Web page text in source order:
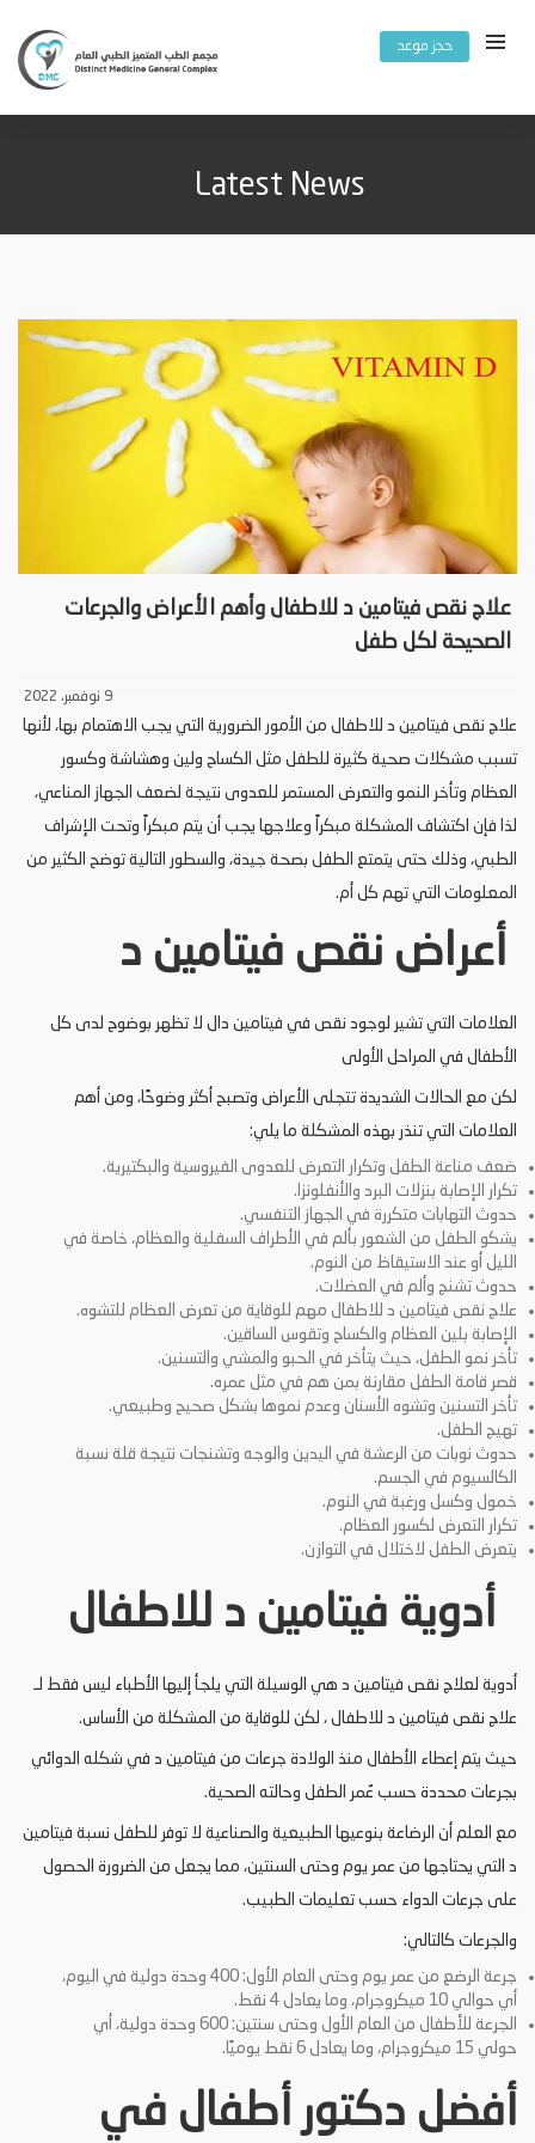
حجز موعد
Latest News
علاج نقص فيتامين د للاطفال وأهم الأعراض والجرعات
الصحيحة لكل طفل
9 نوفمبر، 2022
علاج نقص فيتامين د للاطفال من الأمور الضرورية التي يجب الاهتمام بها، لأنها
تسبب مشكلات صحية كثيرة للطفل مثل الكساح ولين وهشاشة وكسور
العظام وتأخر النمو والتعرض المستمر للعدوى نتيجة لضعف الجهاز المناعي،
لذا فإن اكتشاف المشكلة مبكراً وعلاجها يجب أن يتم مبكراً وتحت الإشراف
الطبي، وذلك حتى يتمتع الطفل بصحة جيدة، والسطور التالية توضح الكثير من
المعلومات التي تهم كل أم.
أعراض نقص فيتامين د
العلامات التي تشير لوجود نقص في فيتامين دال لا تظهر بوضوح لدى كل
الأطفال في المراحل الأولى
لكن مع الحالات الشديدة تتجلى الأعراض وتصبح أكثر وضوحًا، ومن أهم
العلامات التي تنذر بهذه المشكلة ما يلي:
ضعف مناعة الطفل وتكرار التعرض للعدوى الفيروسية والبكتيرية.
تكرار الإصابة بنزلات البرد والأنفلونزا.
حدوث التهابات متكررة في الجهاز التنفسي.
يشكو الطفل من الشعور بألم في الأطراف السفلية والعظام، خاصة في
الليل أو عند الاستيقاظ من النوم.
حدوث تشنج وألم في العضلات.
علاج نقص فيتامين د للاطفال مهم للوقاية من تعرض العظام للتشوه.
الإصابة بلين العظام والكساح وتقوس الساقين.
تأخر نمو الطفل، حيث يتأخر في الحبو والمشي والتسنين.
قصر قامة الطفل مقارنة بمن هم في مثل عمره.
تأخر التسنين وتشوه الأسنان وعدم نموها بشكل صحيح وطبيعي.
تهيج الطفل.
حدوث نوبات من الرعشة في اليدين والوجه وتشنجات نتيجة قلة نسبة
الكالسيوم في الجسم.
خمول وكسل ورغبة في النوم.
تكرار التعرض لكسور العظام.
يتعرض الطفل لاختلال في التوازن.
أدوية فيتامين د للاطفال
أدوية لعلاج نقص فيتامين د هي الوسيلة التي يلجأ إليها الأطباء ليس فقط لـ
علاج نقص فيتامين د للاطفال ، لكن للوقاية من المشكلة من الأساس.
حيث يتم إعطاء الأطفال منذ الولادة جرعات من فيتامين د في شكله الدوائي
بجرعات محددة حسب عُمر الطفل وحالته الصحية.
مع العلم أن الرضاعة بنوعيها الطبيعية والصناعية لا توفر للطفل نسبة فيتامين
د التي يحتاجها من عمر يوم وحتى السنتين، مما يجعل من الضرورة الحصول
على جرعات الدواء حسب تعليمات الطبيب.
والجرعات كالتالي:
جرعة الرضع من عمر يوم وحتى العام الأول: 400 وحدة دولية في اليوم،
أي حوالي 10 ميكروجرام، وما يعادل 4 نقط.
الجرعة للأطفال من العام الأول وحتى سنتين: 600 وحدة دولية، أي
حولي 15 ميكروجرام، وما يعادل 6 نقط يوميًا.
أفضل دكتور أطفال في